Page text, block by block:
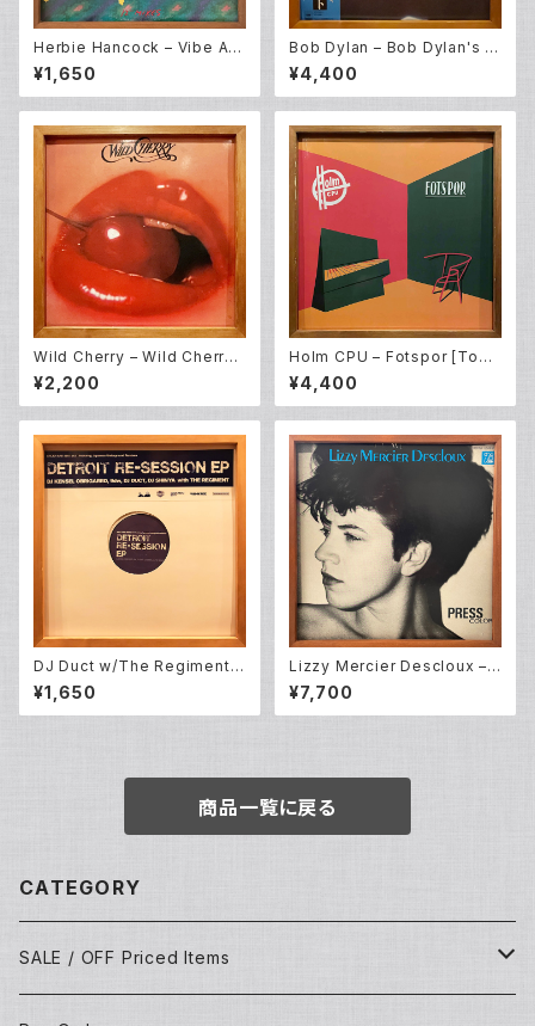
Herbie Hancock – Vibe Ali
ve (12EP)
¥1,650
Bob Dylan – Bob Dylan's G
reatest Hits (LP)
¥4,400
Wild Cherry – Wild Cherry
(LP)
¥2,200
Holm CPU – Fotspor [Todd
Terje / Bobby Spice Remix
es] (12EP)
¥4,400
DJ Duct w/The Regiment ‎–
Backyard Edit Pt.6: Detroit
Re-Session EP (12EP)
¥1,650
Lizzy Mercier Descloux –
Press Color (LP)
¥7,700
商品一覧に戻る
CATEGORY
SALE / OFF Priced Items